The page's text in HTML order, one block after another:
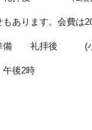
あります。会費は
挙準備 礼拝後 (
後2時